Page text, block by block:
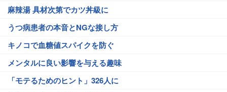
麻辣湯 具材次第でカツ丼級に
うつ病患者の本音とNGな接し方
キノコで血糖値スパイクを防ぐ
メンタルに良い影響を与える趣味
「モテるためのヒント」326人に